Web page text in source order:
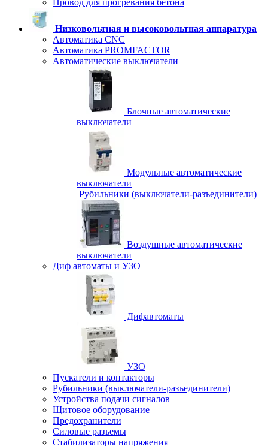
Провод для прогревания бетона
Низковольтная и высоковольтная аппаратура
Автоматика CNC
Автоматика PROMFACTOR
Автоматические выключатели
Блочные автоматические
выключатели
Модульные автоматические
выключатели
Рубильники (выключатели-разъединители)
Воздушные автоматические
выключатели
Диф автоматы и УЗО
Дифавтоматы
УЗО
Пускатели и контакторы
Рубильники (выключатели-разъединители)
Устройства подачи сигналов
Щитовое оборудование
Предохранители
Силовые разъемы
Стабилизаторы напряжения